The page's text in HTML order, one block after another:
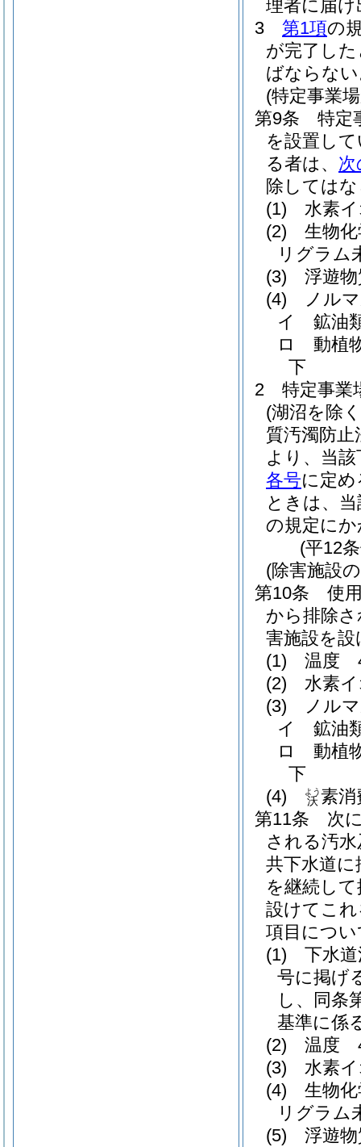
理者に届
3
第1項の
が完了し
ばならな
(特定事業
第9条
特定
を設置し
る者は、 次
除しては
(1)
水素
(2)
生物
リグラム
(3)
浮遊
(4)
ノル
イ
鉱油
ロ
動植
下
2
特定事業
(湖沼を除
質汚濁防止
より、当
各号に定
ときは、
の規定に
(平12
(除害施設
第10条
使
から排除
害施設を
(1)
温度
(2)
水素
(3)
ノル
イ
鉱油
ロ
動植
下
(4)
沃
よう素
第11条
次
される汚
共下水道
を継続し
設けてこ
項目につ
(1)
下水
号に掲げ
し、同条
基準に係
(2)
温度
(3)
水素
(4)
生物
リグラム
(5)
浮遊